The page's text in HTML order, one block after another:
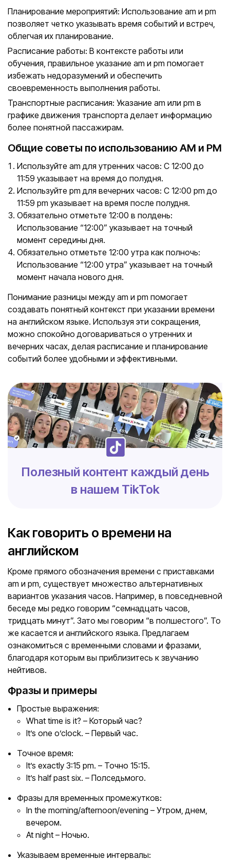
Планирование мероприятий: Использование am и pm
позволяет четко указывать время событий и встреч,
облегчая их планирование.
Расписание работы: В контексте работы или
обучения, правильное указание am и pm помогает
избежать недоразумений и обеспечить
своевременность выполнения работы.
Транспортные расписания: Указание am или pm в
графике движения транспорта делает информацию
более понятной пассажирам.
Общие советы по использованию AM и PM
Используйте am для утренних часов: С 12:00 до
11:59 указывает на время до полудня.
Используйте pm для вечерних часов: С 12:00 pm до
11:59 pm указывает на время после полудня.
Обязательно отметьте 12:00 в полдень:
Использование “12:00” указывает на точный
момент середины дня.
Обязательно отметьте 12:00 утра как полночь:
Использование “12:00 утра” указывает на точный
момент начала нового дня.
Понимание разницы между am и pm помогает
создавать понятный контекст при указании времени
на английском языке. Используя эти сокращения,
можно спокойно договариваться о утренних и
вечерних часах, делая расписание и планирование
событий более удобными и эффективными.
Полезный контент каждый день
в нашем TikTok
Как говорить о времени на
английском
Кроме прямого обозначения времени с приставками
am и pm, существует множество альтернативных
вариантов указания часов. Например, в повседневной
беседе мы редко говорим “семнадцать часов,
тридцать минут”. Зато мы говорим “в полшестого”. То
же касается и английского языка. Предлагаем
ознакомиться с временными словами и фразами,
благодаря которым вы приблизитесь к звучанию
нейтивов.
Фразы и примеры
Простые выражения:
What time is it? – Который час?
It’s one o’clock. – Первый час.
Точное время:
It’s exactly 3:15 pm. – Точно 15:15.
It’s half past six. – Полседьмого.
Фразы для временных промежутков:
In the morning/afternoon/evening – Утром, днем,
вечером.
At night – Ночью.
Указываем временные интервалы: